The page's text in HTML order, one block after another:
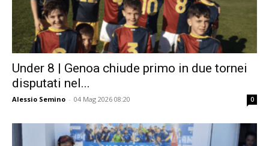
Under 8 | Genoa chiude primo in due tornei
disputati nel...
Alessio Semino - 04 Mag 2026 08:20 0